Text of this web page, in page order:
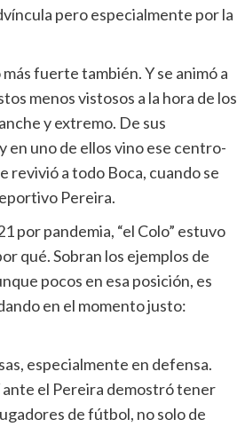
pero especialmente por la
fuerte también. Y se animó a
menos vistosos a la hora de los
y extremo. De sus
en uno de ellos vino ese centro-
revivió a todo Boca, cuando se
Pereira.
por pandemia, “el Colo” estuvo
qué. Sobran los ejemplos de
pocos en esa posición, es
en el momento justo:
especialmente en defensa.
el Pereira demostró tener
de fútbol, no solo de